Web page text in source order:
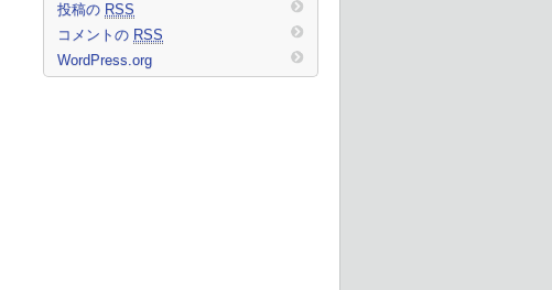
投稿の RSS
コメントの RSS
WordPress.org